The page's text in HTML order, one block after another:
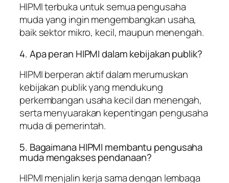
HIPMI terbuka untuk semua pengusaha
muda yang ingin mengembangkan usaha,
baik sektor mikro, kecil, maupun menengah.
4. Apa peran HIPMI dalam kebijakan publik?
HIPMI berperan aktif dalam merumuskan
kebijakan publik yang mendukung
perkembangan usaha kecil dan menengah,
serta menyuarakan kepentingan pengusaha
muda di pemerintah.
5. Bagaimana HIPMI membantu pengusaha
muda mengakses pendanaan?
HIPMI menjalin kerja sama dengan lembaga